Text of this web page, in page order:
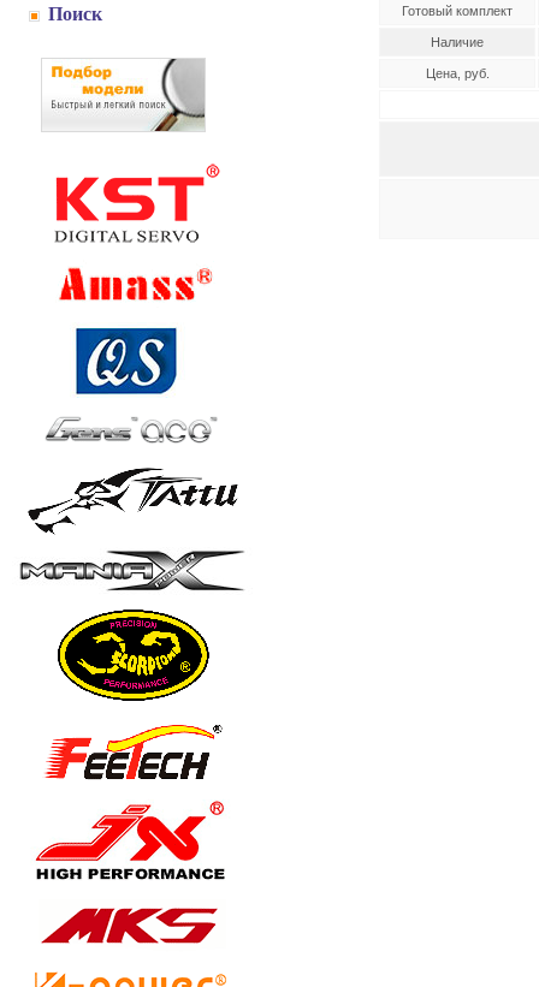
Поиск
Готовый комплект
Наличие
Цена, руб.